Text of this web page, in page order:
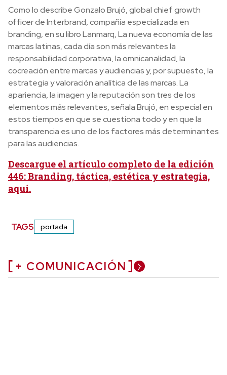
Como lo describe Gonzalo Brujó, global chief growth
officer de Interbrand, compañía especializada en
branding, en su libro Lanmarq, La nueva economía de las
marcas latinas, cada día son más relevantes la
responsabilidad corporativa, la omnicanalidad, la
cocreación entre marcas y audiencias y, por supuesto, la
estrategia y valoración analítica de las marcas. La
apariencia, la imagen y la reputación son tres de los
elementos más relevantes, señala Brujó, en especial en
estos tiempos en que se cuestiona todo y en que la
transparencia es uno de los factores más determinantes
para las audiencias.
Descargue el artículo completo de la edición
446: Branding, táctica, estética y estrategia,
aquí.
TAGS portada
+ COMUNICACIÓN